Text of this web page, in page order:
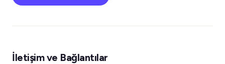
İletişim ve Bağlantılar